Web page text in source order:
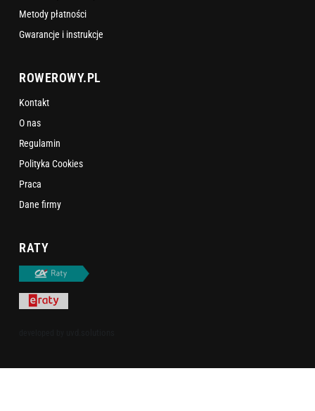
Metody płatności
Gwarancje i instrukcje
ROWEROWY.PL
Kontakt
O nas
Regulamin
Polityka Cookies
Praca
Dane firmy
RATY